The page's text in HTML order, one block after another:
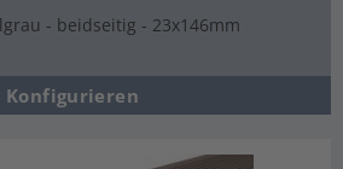
- beidseitig - 23x146mm
Konfigurieren